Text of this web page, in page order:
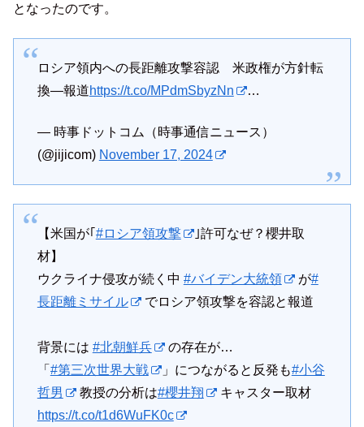
となったのです。
ロシア領内への長距離攻撃容認 米政権が方針転
換―報道https://t.co/MPdmSbyzNn …
— 時事ドットコム（時事通信ニュース）
(@jijicom) November 17, 2024
【米国が｢ #ロシア領攻撃
｣許可なぜ？櫻井取
材】
ウクライナ侵攻が続く中 #バイデン大統領 が#
長距離ミサイル
でロシア領攻撃を容認と報道
背景には #北朝鮮兵
の存在が…
「 #第三次世界大戦 」につながると反発も#小谷
哲男
教授の分析は#櫻井翔
キャスター取材
https://t.co/t1d6WuFK0c